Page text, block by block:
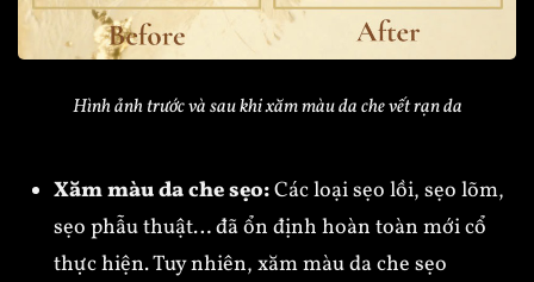
Hình ảnh trước và sau khi xăm màu da che vết rạn da
Xăm màu da che sẹo:Các loại sẹo lồi, sẹo lõm,
sẹo phẫu thuật… đã ổn định hoàn toàn mới cổ
thực hiện. Tuy nhiên, xăm màu da che sẹo